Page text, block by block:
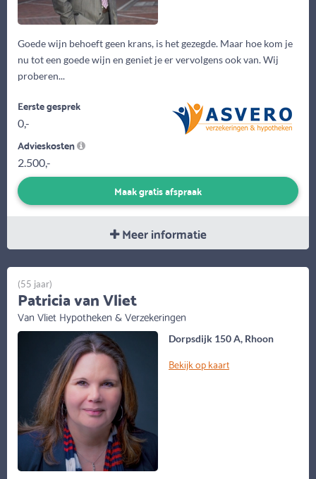
Goede wijn behoeft geen krans, is het gezegde. Maar hoe kom je
nu tot een goede wijn en geniet je er vervolgens ook van. Wij
proberen...
Eerste gesprek
0,-
Advieskosten
2.500,-
Maak gratis afspraak
Meer informatie
Dorpsdijk 150 A, Rhoon
Bekijk op kaart
(55 jaar)
Patricia van Vliet
Van Vliet Hypotheken & Verzekeringen